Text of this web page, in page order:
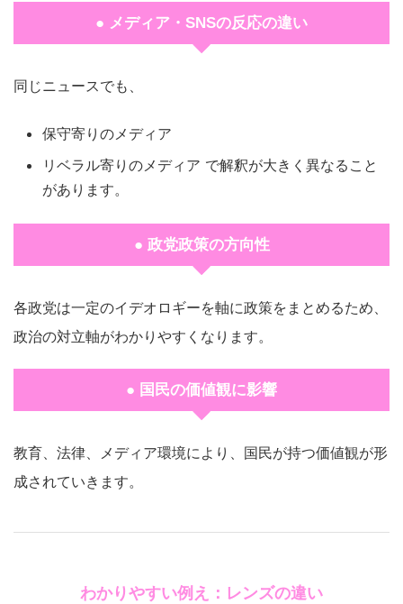
● メディア・SNSの反応の違い
同じニュースでも、
保守寄りのメディア
リベラル寄りのメディア で解釈が大きく異なること
があります。
● 政党政策の方向性
各政党は一定のイデオロギーを軸に政策をまとめるため、
政治の対立軸がわかりやすくなります。
● 国民の価値観に影響
教育、法律、メディア環境により、国民が持つ価値観が形
成されていきます。
わかりやすい例え：レンズの違い